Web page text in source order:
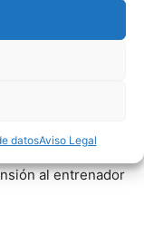
datosAviso Legal
– REINO DE
al entrenador